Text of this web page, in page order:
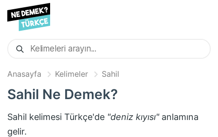
Anasayfa Kelimeler Sahil
Sahil Ne Demek?
Sahil kelimesi Türkçe'de "deniz kıyısı"anlamına
gelir.